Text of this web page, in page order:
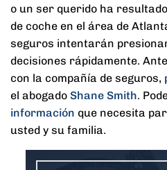
o un ser querido ha
de coche en el área de
seguros intentarán
decisiones rápidamente.
con la compañía de seguros,
el abogado Shane Smith.
información que necesita
usted y su familia.